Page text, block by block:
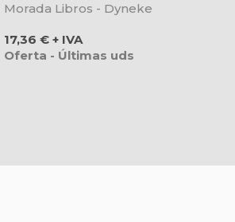
Morada Libros - Dyneke
Precio
17,36 € + IVA
Oferta - Últimas uds